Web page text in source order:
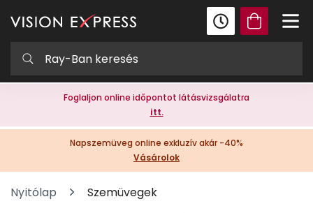
Foglaljon online időpontot látásvizsgálatra
itt.
Napszemüveg online exkluzív akár -40%
Vásárolok
Nyitólap Szemüvegek